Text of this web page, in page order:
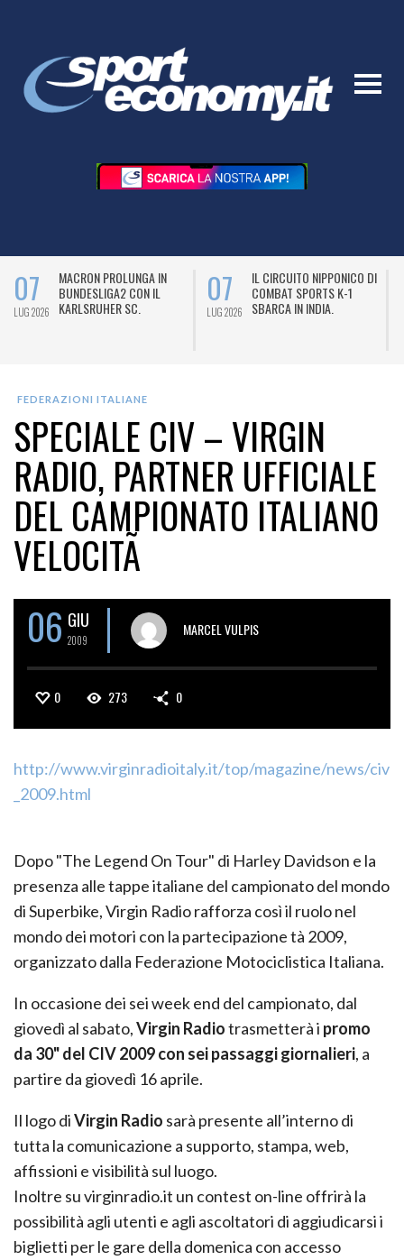
07
LUG 2026
MACRON PROLUNGA IN
BUNDESLIGA2 CON IL
KARLSRUHER SC.
07
LUG 2026
IL CIRCUITO NIPPONICO DI
COMBAT SPORTS K-1
SBARCA IN INDIA.
FEDERAZIONI ITALIANE
SPECIALE CIV – VIRGIN
RADIO, PARTNER UFFICIALE
DEL CAMPIONATO ITALIANO
VELOCITÃ
06 GIU
2009
MARCEL VULPIS
0 273 0
http://www.virginradioitaly.it/top/magazine/news/civ
_2009.html
Dopo "The Legend On Tour" di Harley Davidson e la
presenza alle tappe italiane del campionato del mondo
di Superbike, Virgin Radio rafforza così il ruolo nel
mondo dei motori con la partecipazione tà 2009,
organizzato dalla Federazione Motociclistica Italiana.
In occasione dei sei week end del campionato, dal
giovedì al sabato,Virgin Radiotrasmetterà i promo
da 30" del CIV 2009 con sei passaggi giornalieri, a
partire da giovedì 16 aprile.
Il logo diVirgin Radio sarà presente all’interno di
tutta la comunicazione a supporto, stampa, web,
affissioni e visibilità sul luogo.
Inoltre su virginradio.it un contest on-line offrirà la
possibilità agli utenti e agli ascoltatori di aggiudicarsi i
biglietti per le gare della domenica con accesso